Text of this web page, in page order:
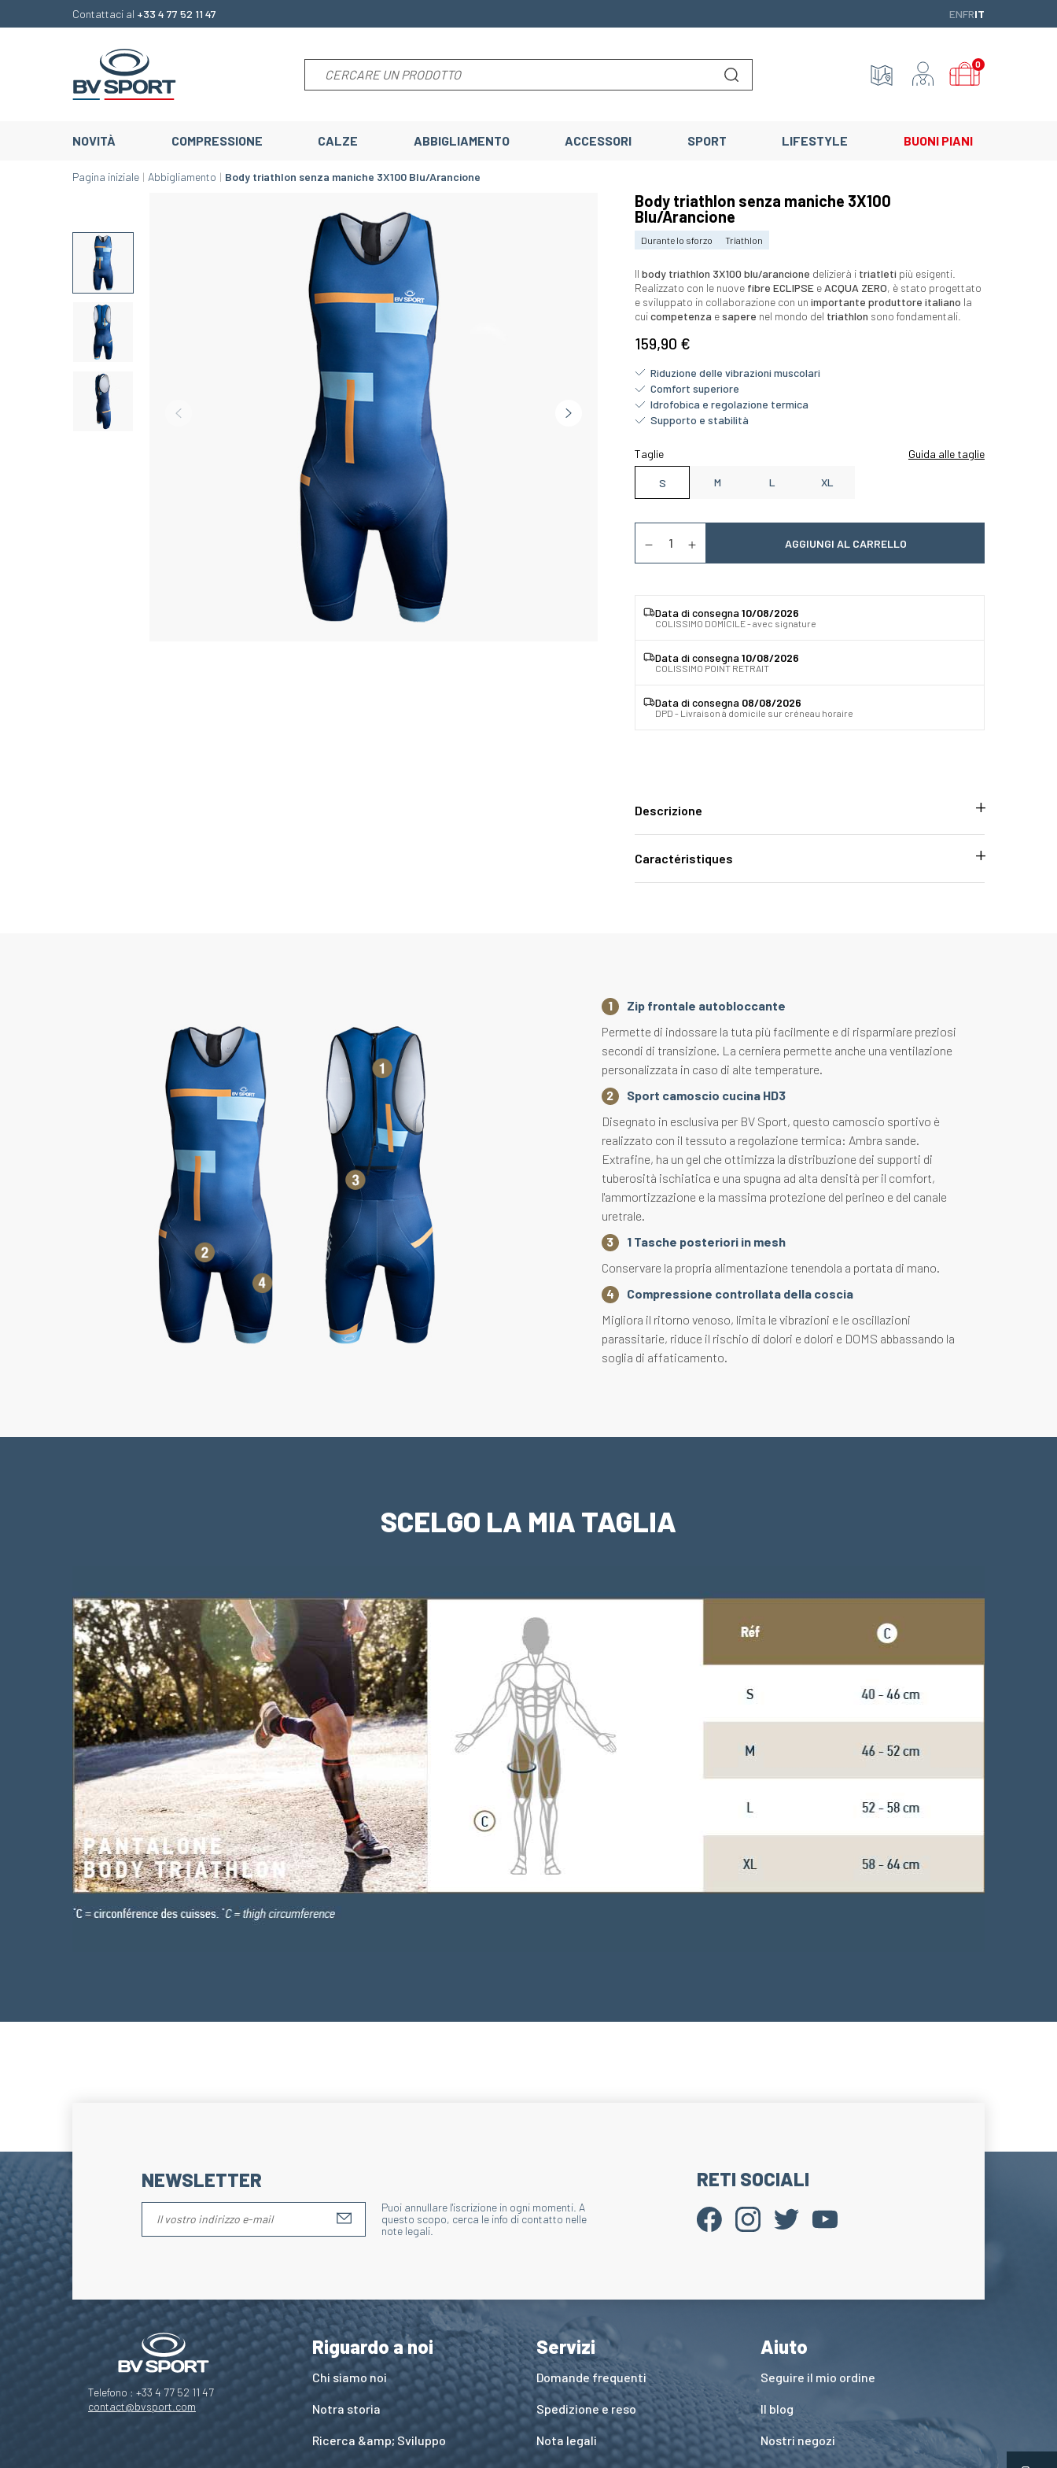
Contattaci al +33 4 77 52 11 47 ENENGLISH
FRFRANÇAIS
ITITALIANO
Lancer la recherche
0
NOVITÀ COMPRESSIONE CALZE ABBIGLIAMENTO ACCESSORI SPORT LIFESTYLE BUONI PIANI
Pagina iniziale Abbigliamento Body triathlon senza maniche 3X100 Blu/Arancione
Body triathlon senza maniche 3X100
Blu/Arancione
Durante lo sforzo Triathlon
Ilbody triathlon 3X100 blu/arancione delizierà i triatleti più esigenti.
Realizzato con le nuove fibre ECLIPSE e ACQUA ZERO, è stato progettato
e sviluppato in collaborazione con unimportante produttore italiano la
cuicompetenza esapere nel mondo del triathlon sono fondamentali.
159,90 €
Riduzione delle vibrazioni muscolari
Comfort superiore
Idrofobica e regolazione termica
Supporto e stabilità
Taglie Guida alle taglie
S M L XL
AGGIUNGI AL CARRELLO
Data di consegna10/08/2026
COLISSIMO DOMICILE - avec signature
Data di consegna10/08/2026
COLISSIMO POINT RETRAIT
Data di consegna 08/08/2026
DPD - Livraison à domicile sur créneau horaire
Descrizione
Caractéristiques
Zip frontale autobloccante
Permette di indossare la tuta più facilmente e di risparmiare preziosi
secondi di transizione. La cerniera permette anche una ventilazione
personalizzata in caso di alte temperature.
Sport camoscio cucina HD3
Disegnato in esclusiva per BV Sport, questo camoscio sportivo è
realizzato con il tessuto a regolazione termica: Ambra sande.
Extrafine, ha un gel che ottimizza la distribuzione dei supporti di
tuberosità ischiatica e una spugna ad alta densità per il comfort,
l'ammortizzazione e la massima protezione del perineo e del canale
uretrale.
1 Tasche posteriori in mesh
Conservare la propria alimentazione tenendola a portata di mano.
Compressione controllata della coscia
Migliora il ritorno venoso, limita le vibrazioni e le oscillazioni
parassitarie, riduce il rischio di dolori e dolori e DOMS abbassando la
soglia di affaticamento.
SCELGO LA MIA TAGLIA
NEWSLETTER
S'INSCRIRE À LA NEWSLETTER
Puoi annullare l'iscrizione in ogni momenti. A
questo scopo, cerca le info di contatto nelle
note legali.
RETI SOCIALI
Telefono : +33 4 77 52 11 47
contact@bvsport.com
Riguardo a noi
Chi siamo noi
Notra storia
Ricerca &amp; Sviluppo
Servizi
Domande frequenti
Spedizione e reso
Nota legali
Aiuto
Seguire il mio ordine
Il blog
Nostri negozi